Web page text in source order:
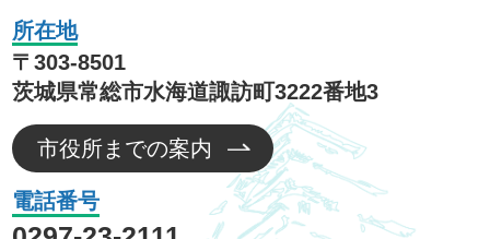
所在地
〒303-8501
茨城県常総市水海道諏訪町3222番地3
市役所までの案内
電話番号